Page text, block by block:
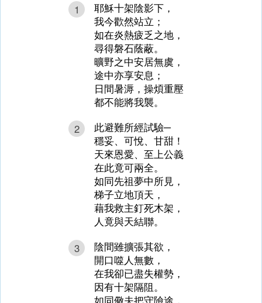
1
耶穌十架陰影下，
我今歡然站立；
如在炎熱疲乏之地，
尋得磐石蔭蔽。
曠野之中安居無虞，
途中亦享安息；
日間暑溽，操煩重壓
都不能將我襲。
2
此避難所經試驗─
穩妥、可悅、甘甜！
天來恩愛、至上公義
在此竟可兩全。
如同先祖夢中所見，
梯子立地頂天，
藉我救主釘死木架，
人竟與天結聯。
3
陰間雖擴張其欲，
開口噬人無數，
在我卻已盡失權勢，
因有十架隔阻。
如同儆夫把守險途，